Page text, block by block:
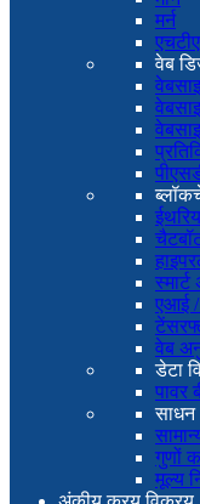
मर्न
वेब
एआई
वेब
डेटा
पावर
साधन
गुणों
मूल्य